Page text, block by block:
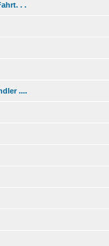
. .
....